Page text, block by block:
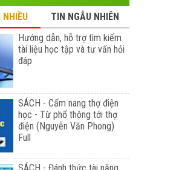
NHIỀU
TIN NGẪU NHIÊN
Hướng dẫn, hỗ trợ tìm kiếm
tài liệu học tập và tư vấn hỏi
đáp
SÁCH - Cẩm nang thợ điện
học - Từ phổ thông tới thợ
điện (Nguyễn Văn Phong)
Full